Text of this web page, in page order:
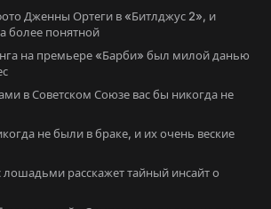
Дженны Ортеги в «Битлджус 2», и
более понятной
на премьере «Барби» был милой данью
в Советском Союзе вас бы никогда не
не были в браке, и их очень веские
лошадьми расскажет тайный инсайт о